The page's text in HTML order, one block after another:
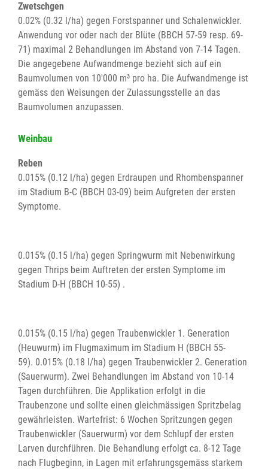
Zwetschgen
0.02% (0.32 l/ha) gegen Forstspanner und Schalenwickler.
Anwendung vor oder nach der Blüte (BBCH 57-59 resp. 69-
71) maximal 2 Behandlungen im Abstand von 7-14 Tagen.
Die angegebene Aufwandmenge bezieht sich auf ein
Baumvolumen von 10'000 m³ pro ha. Die Aufwandmenge ist
gemäss den Weisungen der Zulassungsstelle an das
Baumvolumen anzupassen.
Weinbau
Reben
0.015% (0.12 l/ha) gegen Erdraupen und Rhombenspanner
im Stadium B-C (BBCH 03-09) beim Aufgreten der ersten
Symptome.
0.015% (0.15 l/ha) gegen Springwurm mit Nebenwirkung
gegen Thrips beim Auftreten der ersten Symptome im
Stadium D-H (BBCH 10-55) .
0.015% (0.15 l/ha) gegen Traubenwickler 1. Generation
(Heuwurm) im Flugmaximum im Stadium H (BBCH 55-
59). 0.015% (0.18 l/ha) gegen Traubenwickler 2. Generation
(Sauerwurm). Zwei Behandlungen im Abstand von 10-14
Tagen durchführen. Die Applikation erfolgt in die
Traubenzone und sollte einen gleichmässigen Spritzbelag
gewährleisten. Wartefrist: 6 Wochen Spritzungen gegen
Traubenwickler (Sauerwurm) vor dem Schlupf der ersten
Larven durchführen. Die Behandlung erfolgt ca. 8-12 Tage
nach Flugbeginn, in Lagen mit erfahrungsgemäss starkem